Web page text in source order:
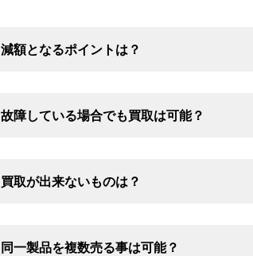
減額となるポイントは？
故障している場合でも買取は可能？
買取が出来ないものは？
同一製品を複数売る事は可能？